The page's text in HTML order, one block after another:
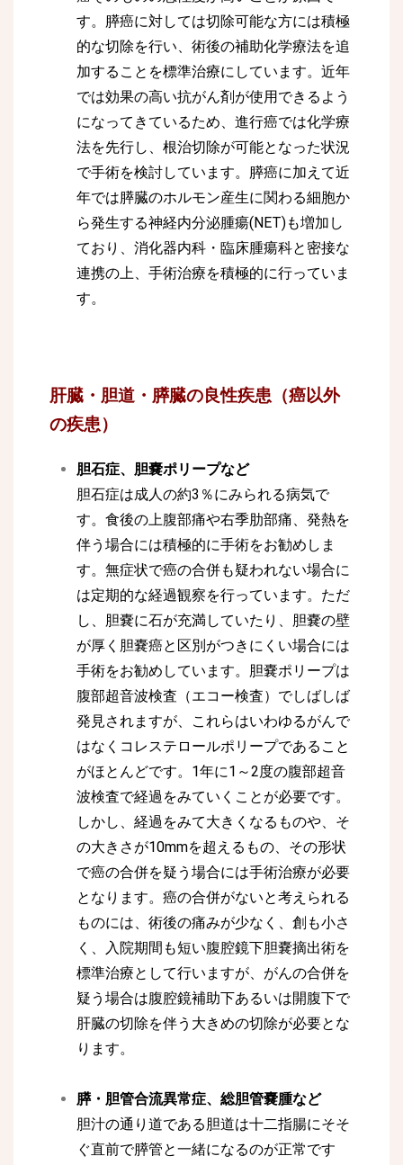
す。膵癌に対しては切除可能な方には積極
的な切除を行い、術後の補助化学療法を追
加することを標準治療にしています。近年
では効果の高い抗がん剤が使用できるよう
になってきているため、進行癌では化学療
法を先行し、根治切除が可能となった状況
で手術を検討しています。膵癌に加えて近
年では膵臓のホルモン産生に関わる細胞か
ら発生する神経内分泌腫瘍(NET)も増加し
ており、消化器内科・臨床腫瘍科と密接な
連携の上、手術治療を積極的に行っていま
す。
肝臓・胆道・膵臓の良性疾患（癌以外
の疾患）
胆石症、胆嚢ポリープなど
胆石症は成人の約3％にみられる病気で
す。食後の上腹部痛や右季肋部痛、発熱を
伴う場合には積極的に手術をお勧めしま
す。無症状で癌の合併も疑われない場合に
は定期的な経過観察を行っています。ただ
し、胆嚢に石が充満していたり、胆嚢の壁
が厚く胆嚢癌と区別がつきにくい場合には
手術をお勧めしています。胆嚢ポリープは
腹部超音波検査（エコー検査）でしばしば
発見されますが、これらはいわゆるがんで
はなくコレステロールポリープであること
がほとんどです。1年に1～2度の腹部超音
波検査で経過をみていくことが必要です。
しかし、経過をみて大きくなるものや、そ
の大きさが10mmを超えるもの、その形状
で癌の合併を疑う場合には手術治療が必要
となります。癌の合併がないと考えられる
ものには、術後の痛みが少なく、創も小さ
く、入院期間も短い腹腔鏡下胆嚢摘出術を
標準治療として行いますが、がんの合併を
疑う場合は腹腔鏡補助下あるいは開腹下で
肝臓の切除を伴う大きめの切除が必要とな
ります。
膵・胆管合流異常症、総胆管嚢腫など
胆汁の通り道である胆道は十二指腸にそそ
ぐ直前で膵管と一緒になるのが正常です